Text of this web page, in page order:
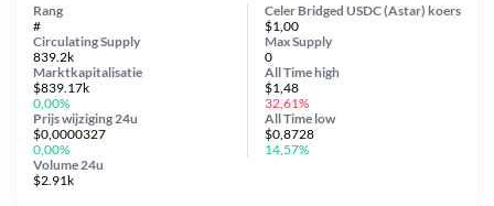
Celer Bridged USDC (Astar) koers
$1,00
Circulating Supply
839.2k
Prijs wijziging 24u
$0,0000327
0,00%
Max Supply
0
Marktkapitalisatie
$839.17k
0,00%
Volume 24u
$2.91k
Rang
#
All Timehigh
$1,48
32,61%
All Time low
$0,8728
14,57%